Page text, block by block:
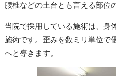
腰椎などの土台とも言える部位
当院で採用している施術は、身
施術です。歪みを数ミリ単位で
へと導きます。